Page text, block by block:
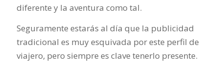
diferente y la aventura como tal.
Seguramente estarás al día que la publicidad
tradicional es muy esquivada por este perfil de
viajero, pero siempre es clave tenerlo presente.